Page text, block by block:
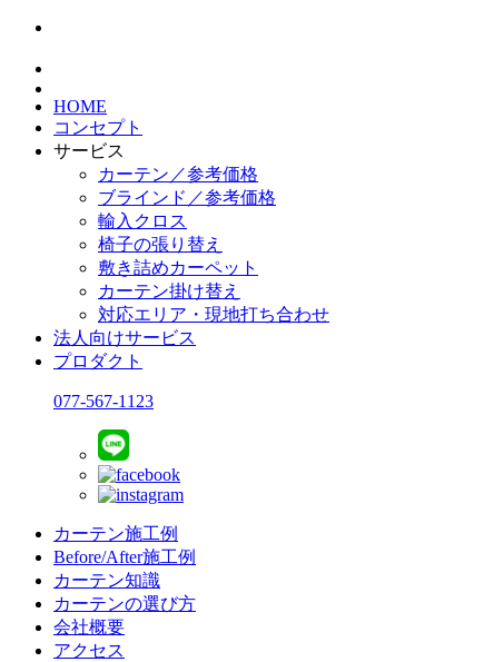
HOME
コンセプト
サービス
カーテン／参考価格
ブラインド／参考価格
輸入クロス
椅子の張り替え
敷き詰めカーペット
カーテン掛け替え
対応エリア・現地打ち合わせ
法人向けサービス
プロダクト
077-567-1123
カーテン施工例
Before/After施工例
カーテン知識
カーテンの選び方
会社概要
アクセス